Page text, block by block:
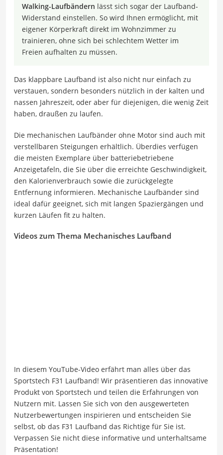
Walking-Laufbändern lässt sich sogar der Laufband-
Widerstand einstellen. So wird Ihnen ermöglicht, mit
eigener Körperkraft direkt im Wohnzimmer zu
trainieren, ohne sich bei schlechtem Wetter im
Freien aufhalten zu müssen.
Das klappbare Laufband ist also nicht nur einfach zu
verstauen, sondern besonders nützlich in der kalten und
nassen Jahreszeit, oder aber für diejenigen, die wenig Zeit
haben, draußen zu laufen.
Die mechanischen Laufbänder ohne Motor sind auch mit
verstellbaren Steigungen erhältlich. Überdies verfügen
die meisten Exemplare über batteriebetriebene
Anzeigetafeln, die Sie über die erreichte Geschwindigkeit,
den Kalorienverbrauch sowie die zurückgelegte
Entfernung informieren. Mechanische Laufbänder sind
ideal dafür geeignet, sich mit langen Spaziergängen und
kurzen Läufen fit zu halten.
Videos zum Thema Mechanisches Laufband
In diesem YouTube-Video erfährt man alles über das
Sportstech F31 Laufband! Wir präsentieren das innovative
Produkt von Sportstech und teilen die Erfahrungen von
Nutzern mit. Lassen Sie sich von den ausgewerteten
Nutzerbewertungen inspirieren und entscheiden Sie
selbst, ob das F31 Laufband das Richtige für Sie ist.
Verpassen Sie nicht diese informative und unterhaltsame
Präsentation!